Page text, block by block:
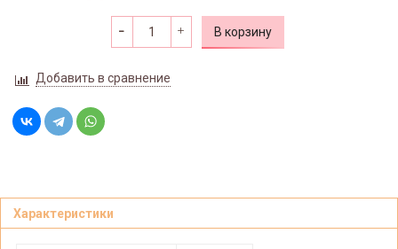
В корзину
Добавить в сравнение
Характеристики